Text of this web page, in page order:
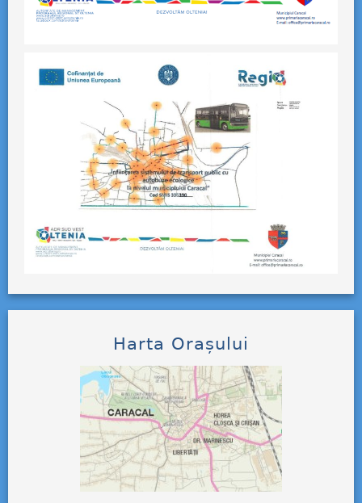
Harta Orașului